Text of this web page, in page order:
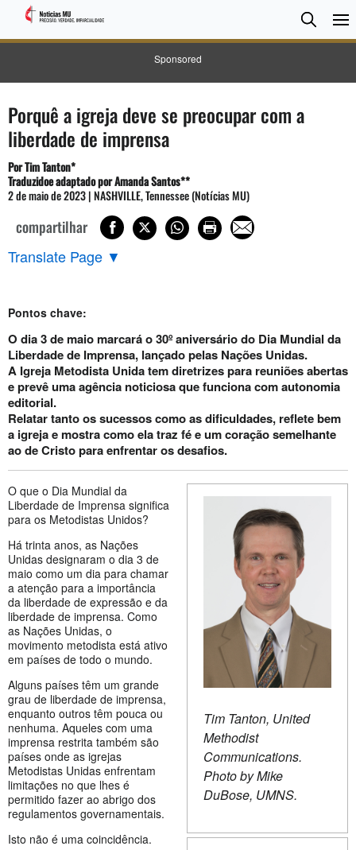
Sponsored
Search
Porquê a igreja deve se preocupar com a
liberdade de imprensa
Por Tim Tanton*
Traduzidoe adaptado por Amanda Santos**
2 de maio de 2023 | NASHVILLE, Tennessee (Notícias MU)
compartilhar
Translate Page ▼
Pontos chave:
O dia 3 de maio marcará o 30º aniversário do Dia Mundial da
Liberdade de Imprensa, lançado pelas Nações Unidas.
A Igreja Metodista Unida tem diretrizes para reuniões abertas
e prevê uma agência noticiosa que funciona com autonomia
editorial.
Relatar tanto os sucessos como as dificuldades, reflete bem
a igreja e mostra como ela traz fé e um coração semelhante
ao de Cristo para enfrentar os desafios.
Tim Tanton, United
Methodist
Communications.
Photo by Mike
DuBose, UMNS.
O que o Dia Mundial da
Liberdade de Imprensa significa
para os Metodistas Unidos?
Há trinta anos, as Nações
Unidas designaram o dia 3 de
maio como um dia para chamar
a atenção para a importância
da liberdade de expressão e da
liberdade de imprensa. Como
as Nações Unidas, o
movimento metodista está ativo
em países de todo o mundo.
Alguns países têm um grande
grau de liberdade de imprensa,
enquanto outros têm pouca ou
nenhuma. Aqueles com uma
imprensa restrita também são
países onde as igrejas
Metodistas Unidas enfrentam
limitações no que lhes é
permitido fazer ao abrigo dos
regulamentos governamentais.
Isto não é uma coincidência.